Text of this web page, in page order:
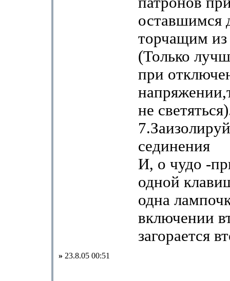
оставшимся
торчащим из
(Только
при
не
сединения
И, о чудо -
одной
одна
включении
загорается
» 23.8.05 00:51